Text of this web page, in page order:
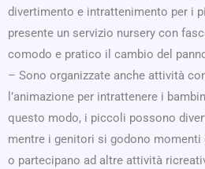
divertimento e intrattenimento per i
presente un servizio nursery con
comodo e pratico il cambio del
– Sono organizzate anche attività
l’animazione per intrattenere i
questo modo, i piccoli possono
mentre i genitori si godono momenti
o partecipano ad altre attività